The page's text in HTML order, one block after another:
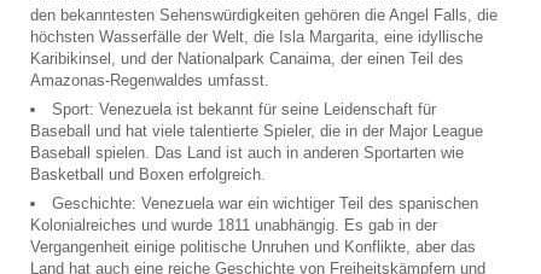
den bekanntesten Sehenswürdigkeiten gehören die Angel Falls, die
höchsten Wasserfälle der Welt, die Isla Margarita, eine idyllische
Karibikinsel, und der Nationalpark Canaima, der einen Teil des
Amazonas-Regenwaldes umfasst.
Sport: Venezuela ist bekannt für seine Leidenschaft für
Baseball und hat viele talentierte Spieler, die in der Major League
Baseball spielen. Das Land ist auch in anderen Sportarten wie
Basketball und Boxen erfolgreich.
Geschichte: Venezuela war ein wichtiger Teil des spanischen
Kolonialreiches und wurde 1811 unabhängig. Es gab in der
Vergangenheit einige politische Unruhen und Konflikte, aber das
Land hat auch eine reiche Geschichte von Freiheitskämpfern und